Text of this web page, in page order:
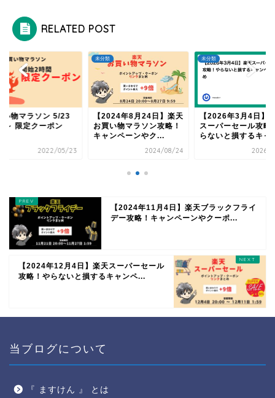
RELATED POST
い物マラソン 5/23
～ 限定クーポン
2022/05/23
未分類
【2024年8月24日】楽天
お買い物マラソン攻略！
キャンペーンやク...
2024/08/24
未分類
【2026年3月4日】
スーパーセール攻略
らないと損するキャ
2026/
【2024年11月4日】楽天ブラックフライ
デー攻略！キャンペーンやクーポ...
【2024年12月4日】楽天スーパーセール
攻略！やらないと損するキャンペ...
当ブログについて
『 ますけん 』 とは